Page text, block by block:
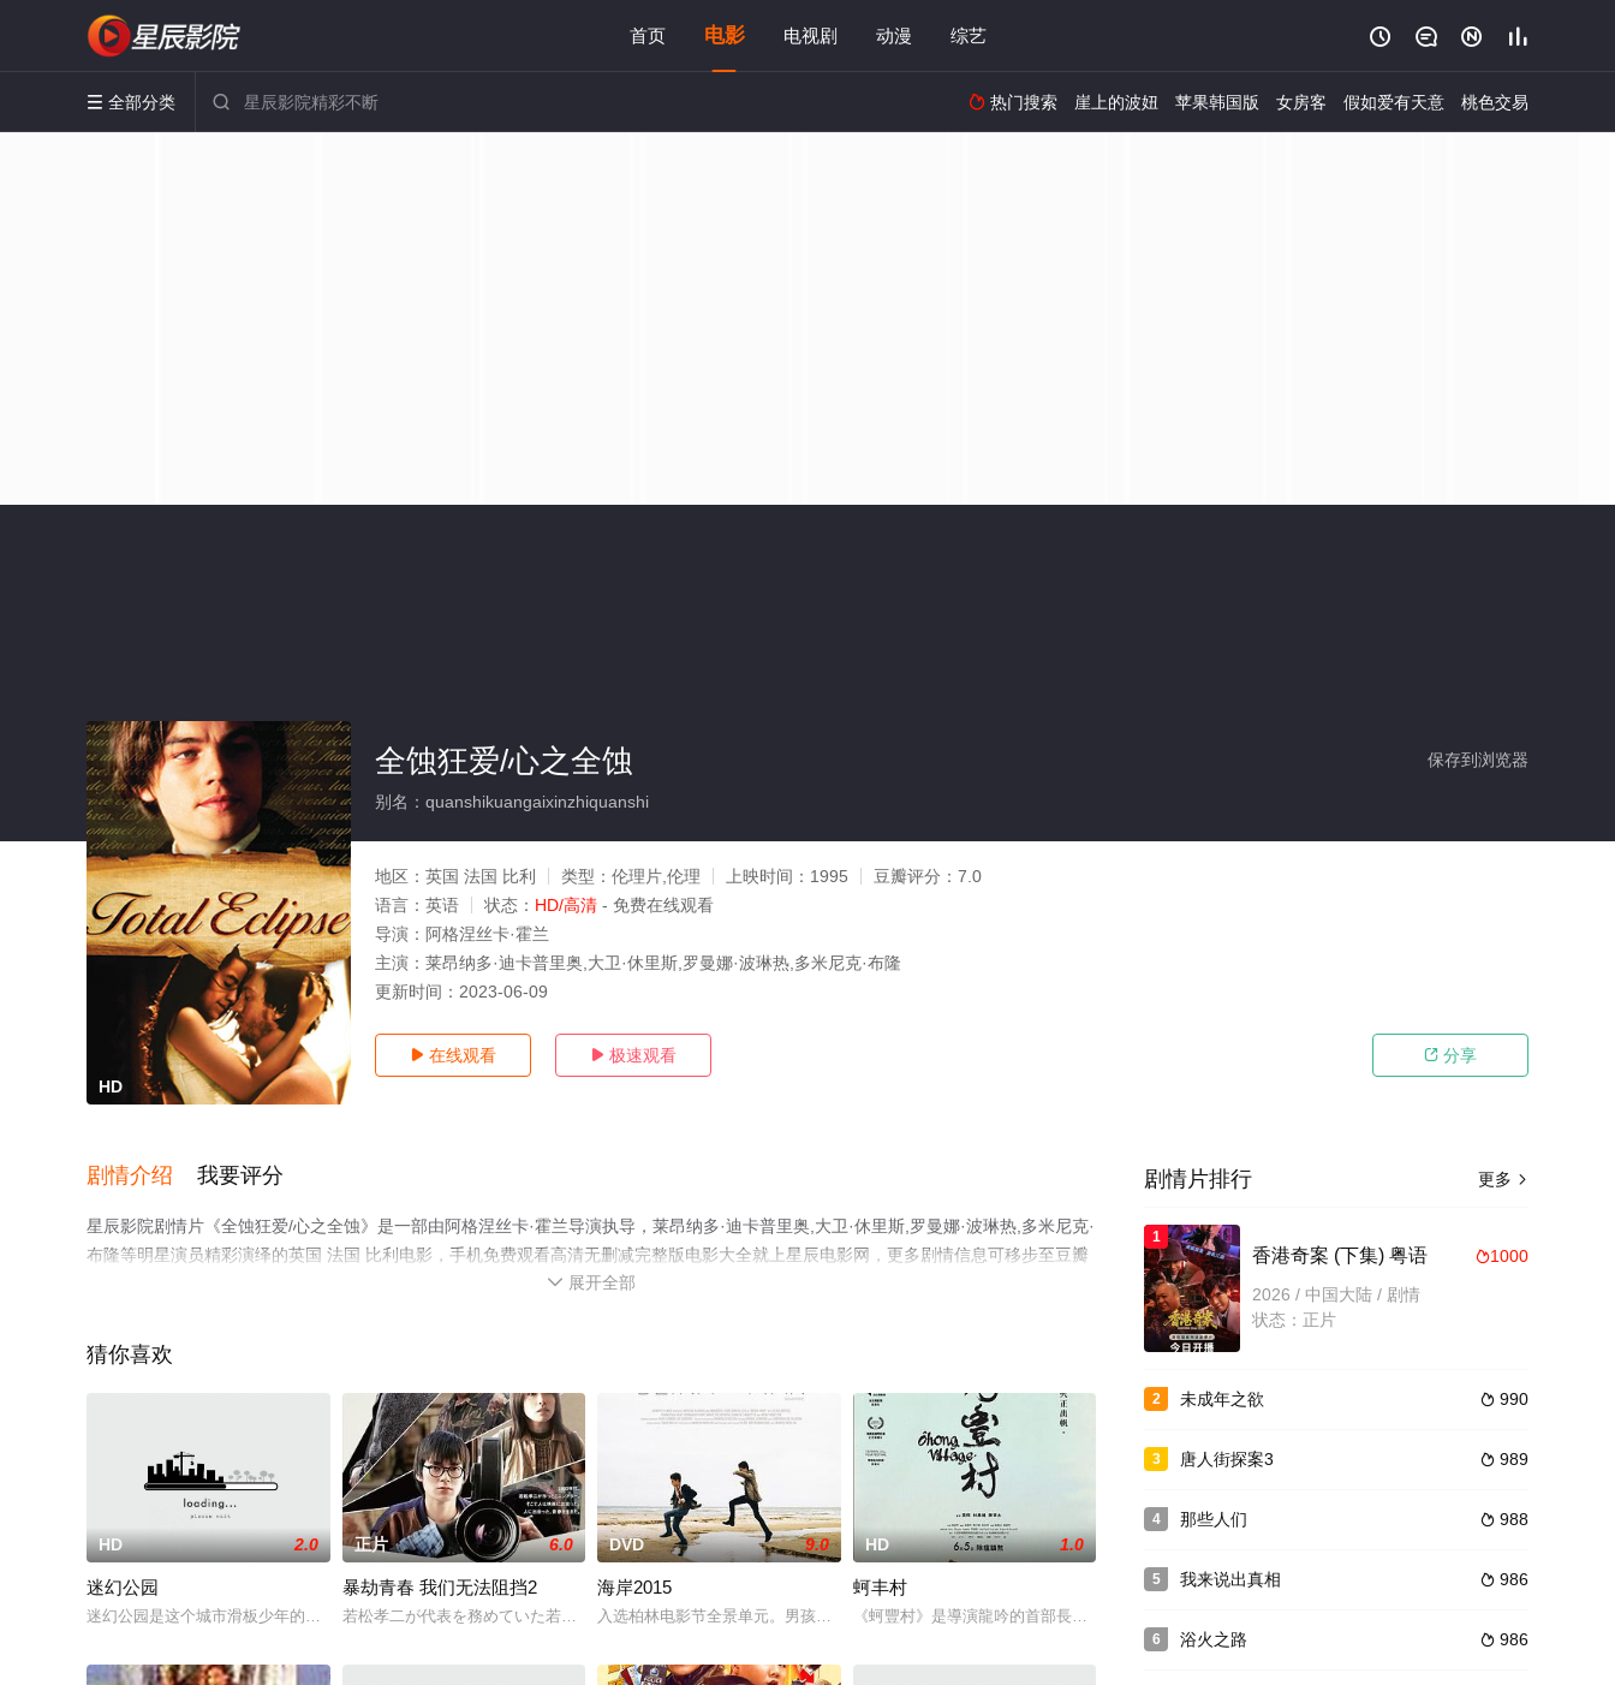
首页 电影 电视剧 动漫 综艺    
 全部分类   热门搜索 崖上的波妞 苹果韩国版 女房客 假如爱有天意 桃色交易
HD
保存到浏览器
全蚀狂爱/心之全蚀
别名：quanshikuangaixinzhiquanshi
地区： 英国 法国 比利 类型： 伦理片,伦理 上映时间： 1995 豆瓣评分： 7.0
语言： 英语 状态： HD/高清 - 免费在线观看
导演： 阿格涅丝卡·霍兰
主演： 莱昂纳多·迪卡普里奥,大卫·休里斯,罗曼娜·波琳热,多米尼克·布隆
更新时间： 2023-06-09
 在线观看  极速观看  分享
剧情介绍 我要评分
星辰影院剧情片《全蚀狂爱/心之全蚀》是一部由阿格涅丝卡·霍兰导演执导，莱昂纳多·迪卡普里奥,大卫·休里斯,罗曼娜·波琳热,多米尼克·
布隆等明星演员精彩演绎的英国 法国 比利电影，手机免费观看高清无删减完整版电影大全就上星辰电影网，更多剧情信息可移步至豆瓣
 展开全部
猜你喜欢
HD 2.0
迷幻公园
迷幻公园是这个城市滑板少年的聚集之地，当然，这里也是犯罪的多发地带。少年阿历克斯（盖博•纳文斯 Gabe Nevins 饰）迷恋上了这个公园
正片 6.0
暴劫青春 我们无法阻挡2
若松孝二が代表を務めていた若松プロダクションの黎明期を描いた前作「止められるか、俺たちを」。若松が愛知・名古屋に作ったミニシアターを舞台とす
DVD 9.0
海岸2015
入选柏林电影节全景单元。男孩马丁代替父亲到巴西南部的滨海小镇处理债务，多年好友托马兹义不容辞的相伴同行，但这趟旅程也让两人的情谊
HD 1.0
蚵丰村
《蚵豐村》是導演龍吟的首部長片作品，講述濱海漁村的故事，全片以16mm底片拍攝，除了呈現沿海漁塭的
更多 
剧情片排行
1
1000
香港奇案 (下集) 粤语
2026 / 中国大陆 / 剧情
状态：正片
2  990
未成年之欲
3  989
唐人街探案3
4  988
那些人们
5  986
我来说出真相
6  986
浴火之路